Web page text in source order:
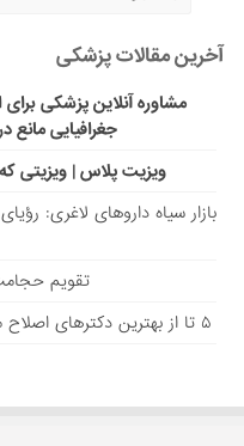
آخرین مقالات پزشکی
مشاوره آنلاین پزشکی
جغرافیایی
ویزیت پلاس | ویزیتی
بازار سیاه داروهای لاغری:
تقویم حجامت
۵ تا از بهترین دکتر‌های اصلاح مزاج در مشهد را بشناسید!